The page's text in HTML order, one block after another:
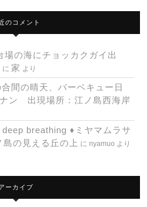
のコメント
の海にチョッカクガイ出
に 家 より
の晴天、バーベキュー日
ン 出現場所：江ノ島西海岸
breathing ♦ミヤマムラサ
の見える丘の上 に nyamuo より
ーカイブ